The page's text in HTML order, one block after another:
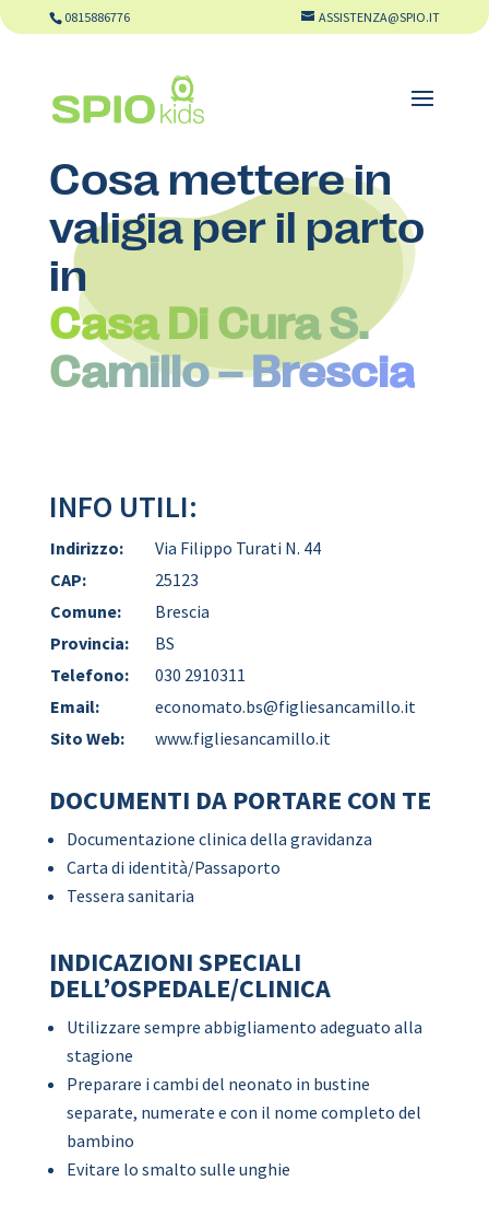
0815886776 ASSISTENZA@SPIO.IT
Cosa mettere in
valigia per il parto
in
Casa Di Cura S.
Camillo – Brescia
INFO UTILI:
Indirizzo:
Via Filippo Turati N. 44
CAP:
25123
Comune:
Brescia
Provincia:
BS
Telefono:
030 2910311
Email:
economato.bs@figliesancamillo.it
Sito Web:
www.figliesancamillo.it
DOCUMENTI DA PORTARE CON TE
Documentazione clinica della gravidanza
Carta di identità/Passaporto
Tessera sanitaria
INDICAZIONI SPECIALI
DELL’OSPEDALE/CLINICA
Utilizzare sempre abbigliamento adeguato alla
stagione
Preparare i cambi del neonato in bustine
separate, numerate e con il nome completo del
bambino
Evitare lo smalto sulle unghie